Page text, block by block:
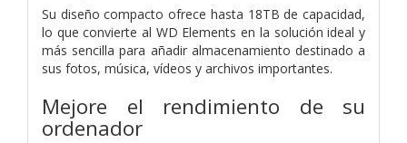
Su diseño compacto ofrece hasta 18TB de capacidad,
lo que convierte al WD Elements en la solución ideal y
más sencilla para añadir almacenamiento destinado a
sus fotos, música, vídeos y archivos importantes.
Mejore el rendimiento de su
ordenador